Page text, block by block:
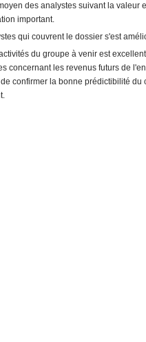
des analystes suivant la valeur
important.
qui couvrent le dossier s'est
du groupe à venir est
concernant les revenus futurs de
confirmer la bonne prédictibilité du